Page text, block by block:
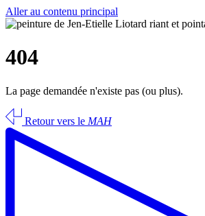
Aller au contenu principal
404
La page demandée n'existe pas (ou plus).
Retour vers le MAH